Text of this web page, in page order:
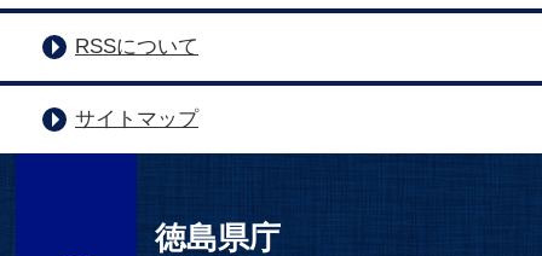
RSSについて
サイトマップ
徳島県庁